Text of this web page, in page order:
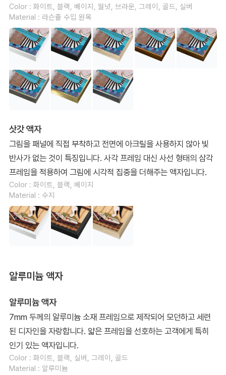
Color : 화이트, 블랙, 베이지, 월넛, 브라운, 그레이, 골드, 실버
Material : 라슨쥴 수입 원목
삿갓 액자
그림을 패널에 직접 부착하고 전면에 아크릴을 사용하지 않아 빛
반사가 없는 것이 특징입니다. 사각 프레임 대신 사선 형태의 삼각
프레임을 적용하여 그림에 시각적 집중을 더해주는 액자입니다.
Color : 화이트, 블랙, 베이지
Material : 수지
알루미늄 액자
알루미늄 액자
7mm 두께의 알루미늄 소재 프레임으로 제작되어 모던하고 세련
된 디자인을 자랑합니다. 얇은 프레임을 선호하는 고객에게 특히
인기 있는 액자입니다.
Color : 화이트, 블랙, 실버, 그레이, 골드
Material : 알루미늄